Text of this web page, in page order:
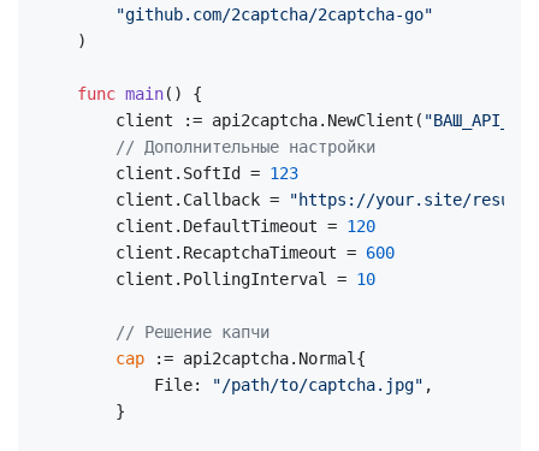
"github.com/2captcha/2captcha-go"
)
func main()
{
    client := api2captcha.NewClient(
// Дополнительные настройки
    client.SoftId =
123
    client.Callback =
"https://your.site/result-
    client.DefaultTimeout =
120
    client.RecaptchaTimeout =
600
    client.PollingInterval =
10
// Решение капчи
cap := api2captcha.Normal{
        File:
"/path/to/captcha.jpg" ,
    }